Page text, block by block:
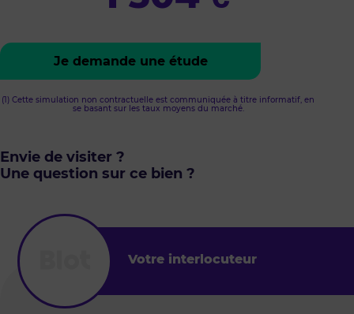
Je demande une étude
(1) Cette simulation non contractuelle est communiquée à titre informatif, en
se basant sur les taux moyens du marché.
Envie de visiter ?
Une question sur ce bien ?
Votre interlocuteur